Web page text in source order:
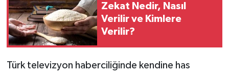
Zekat Nedir, Nasıl
Verilir ve Kimlere
Verilir?
Türk televizyon haberciliğinde kendine has